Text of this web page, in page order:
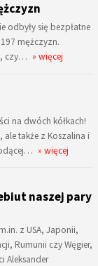
odbyły się bezpłatne
mężczyzn.
czy… » więcej
na dwóch kółkach!
także z Koszalina i
» więcej
naszej pary
z USA, Japonii,
Rumunii czy Węgier,
Aleksander